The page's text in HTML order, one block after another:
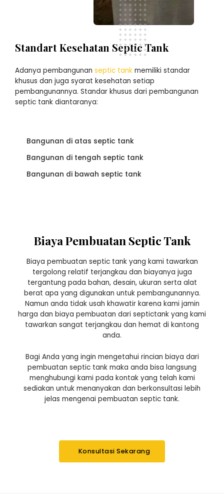
Standart Kesehatan Septic Tank
Adanya pembangunan septic tank memiliki standar
khusus dan juga syarat kesehatan setiap
pembangunannya. Standar khusus dari pembangunan
septic tank diantaranya:
Bangunan di atas septic tank
Bangunan di tengah septic tank
Bangunan di bawah septic tank
Biaya Pembuatan Septic Tank
Biaya pembuatan septic tank yang kami tawarkan
tergolong relatif terjangkau dan biayanya juga
tergantung pada bahan, desain, ukuran serta alat
berat apa yang digunakan untuk pembangunannya.
Namun anda tidak usah khawatir karena kami jamin
harga dan biaya pembuatan dari septictank yang kami
tawarkan sangat terjangkau dan hemat di kantong
anda.
Bagi Anda yang ingin mengetahui rincian biaya dari
pembuatan septic tank maka anda bisa langsung
menghubungi kami pada kontak yang telah kami
sediakan untuk menanyakan dan berkonsultasi lebih
jelas mengenai pembuatan septic tank.
Konsultasi Sekarang